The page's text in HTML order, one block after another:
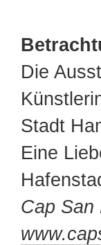
Die
Stadt
Eine
Cap San